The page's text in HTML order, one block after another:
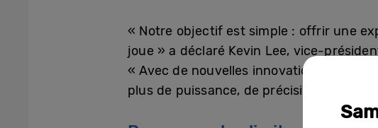
« Notre objectif est simple : offrir une
joue » a déclaré Kevin Lee, vice-
« Avec de nouvelles innovations dans le
plus de puissance, de précision et